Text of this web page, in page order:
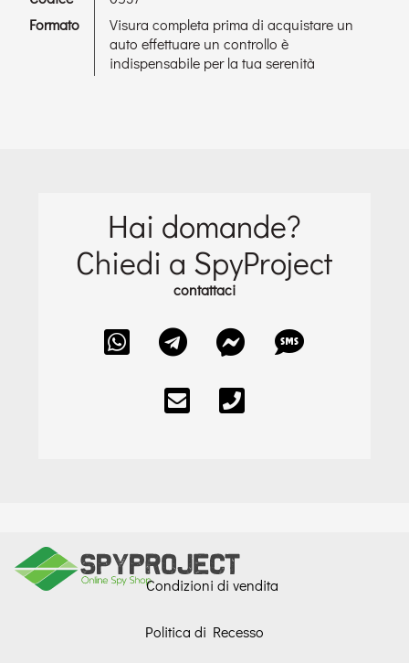
Formato
Visura completa prima di acquistare un
auto effettuare un controllo è
indispensabile per la tua serenità
Hai domande?
Chiedi a SpyProject
contattaci
Condizioni di vendita
Politica di Recesso